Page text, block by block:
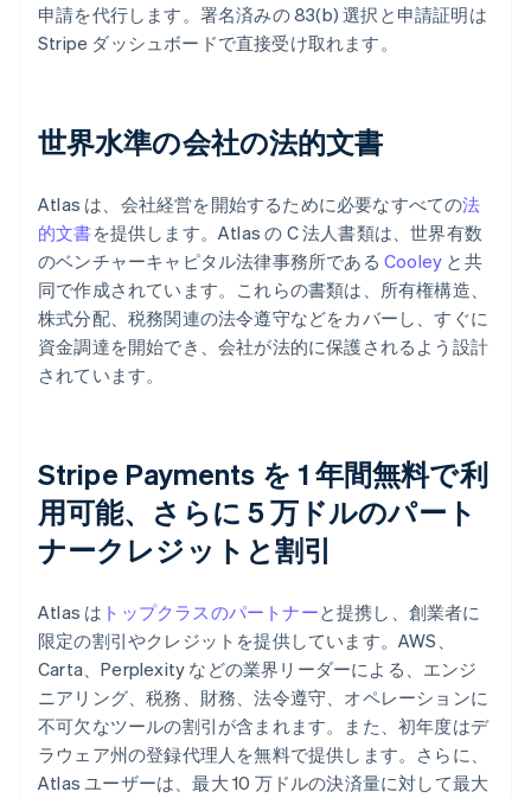
申請を代行します。署名済みの 83(b) 選択と申請証明は
Stripe ダッシュボードで直接受け取れます。
世界水準の会社の法的文書
Atlas は、会社経営を開始するために必要なすべての法
的文書を提供します。Atlas の C 法人書類は、世界有数
のベンチャーキャピタル法律事務所である Cooley と共
同で作成されています。これらの書類は、所有権構造、
株式分配、税務関連の法令遵守などをカバーし、すぐに
資金調達を開始でき、会社が法的に保護されるよう設計
されています。
Stripe Payments を 1 年間無料で利
用可能、さらに 5 万ドルのパート
ナークレジットと割引
Atlas は トップクラスのパートナーと提携し、創業者に
限定の割引やクレジットを提供しています。AWS、
Carta、Perplexity などの業界リーダーによる、エンジ
ニアリング、税務、財務、法令遵守、オペレーションに
不可欠なツールの割引が含まれます。また、初年度はデ
ラウェア州の登録代理人を無料で提供します。さらに、
Atlas ユーザーは、最大 10 万ドルの決済量に対して最大